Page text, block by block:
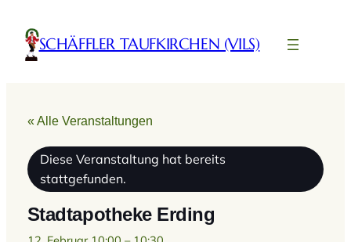
SCHÄFFLER TAUFKIRCHEN (VILS)
« Alle Veranstaltungen
Diese Veranstaltung hat bereits
stattgefunden.
Stadtapotheke Erding